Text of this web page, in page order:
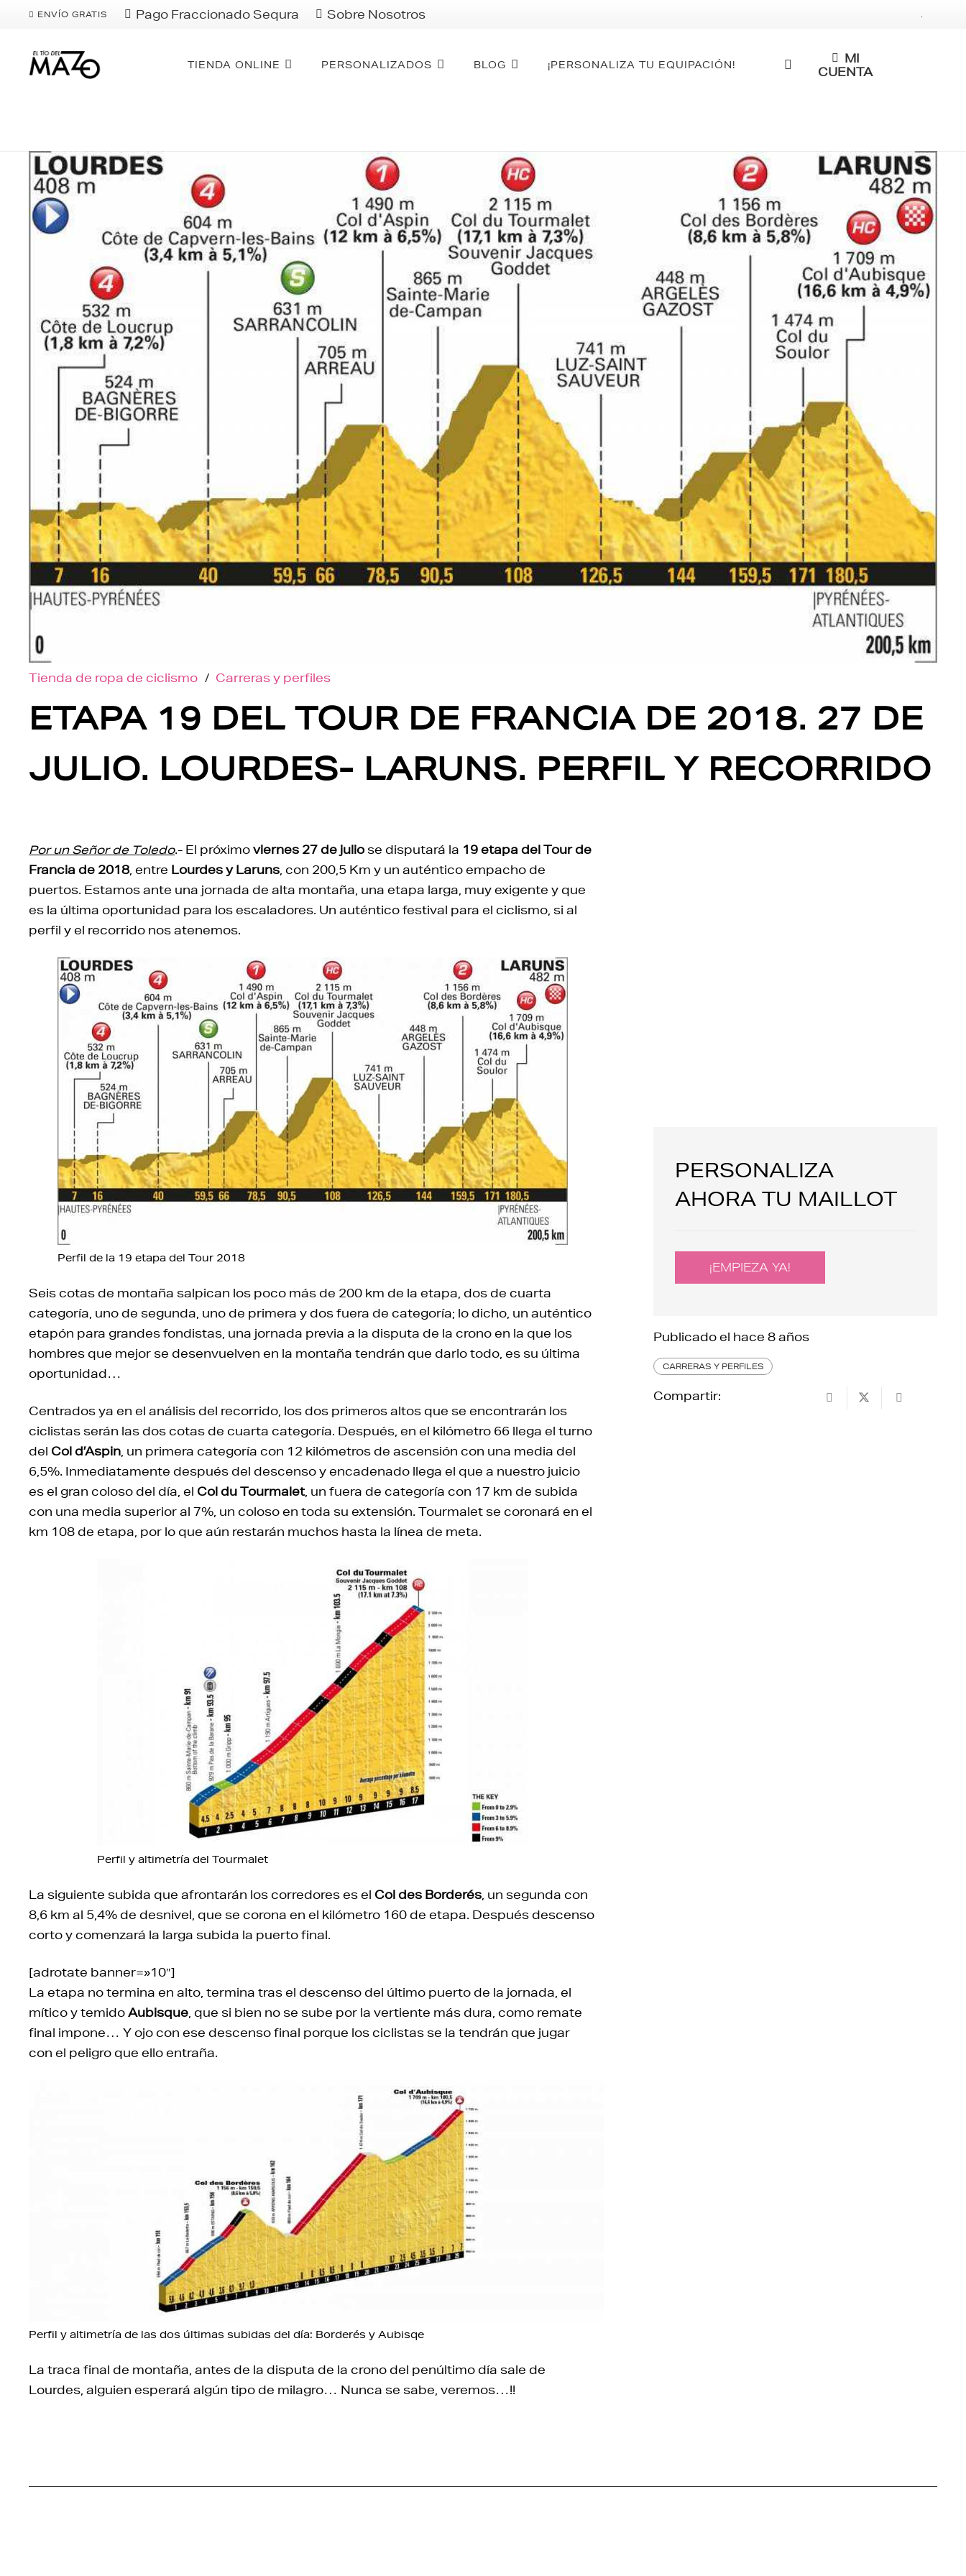
ENVÍO GRATIS Pago Fraccionado Sequra Sobre Nosotros .
TIENDA ONLINE PERSONALIZADOS BLOG ¡PERSONALIZA TU EQUIPACIÓN!
MI
CUENTA
Tienda de ropa de ciclismo / Carreras y perfiles
ETAPA 19 DEL TOUR DE FRANCIA DE 2018. 27 DE
JULIO. LOURDES- LARUNS. PERFIL Y RECORRIDO
Por un Señor de Toledo.- El próximoviernes 27 de julio se disputará la 19 etapa del Tour de
Francia de 2018, entre Lourdes y Laruns, con 200,5 Km y un auténtico empacho de
puertos. Estamos ante una jornada de alta montaña, una etapa larga, muy exigente y que
es la última oportunidad para los escaladores. Un auténtico festival para el ciclismo, si al
perfil y el recorrido nos atenemos.
Perfil de la 19 etapa del Tour 2018
Seis cotas de montaña salpican los poco más de 200 km de la etapa, dos de cuarta
categoría, uno de segunda, uno de primera y dos fuera de categoría; lo dicho, un auténtico
etapón para grandes fondistas, una jornada previa a la disputa de la crono en la que los
hombres que mejor se desenvuelven en la montaña tendrán que darlo todo, es su última
oportunidad…
Centrados ya en el análisis del recorrido, los dos primeros altos que se encontrarán los
ciclistas serán las dos cotas de cuarta categoría. Después, en el kilómetro 66 llega el turno
del Col d’Aspin, un primera categoría con 12 kilómetros de ascensión con una media del
6,5%. Inmediatamente después del descenso y encadenado llega el que a nuestro juicio
es el gran coloso del día, el Col du Tourmalet, un fuera de categoría con 17 km de subida
con una media superior al 7%, un coloso en toda su extensión. Tourmalet se coronará en el
km 108 de etapa, por lo que aún restarán muchos hasta la línea de meta.
Perfil y altimetría del Tourmalet
La siguiente subida que afrontarán los corredores es el Col des Borderés, un segunda con
8,6 km al 5,4% de desnivel, que se corona en el kilómetro 160 de etapa. Después descenso
corto y comenzará la larga subida la puerto final.
[adrotate banner=»10″]
La etapa no termina en alto, termina tras el descenso del último puerto de la jornada, el
mítico y temidoAubisque, que si bien no se sube por la vertiente más dura, como remate
final impone… Y ojo con ese descenso final porque los ciclistas se la tendrán que jugar
con el peligro que ello entraña.
Perfil y altimetría de las dos últimas subidas del día: Borderés y Aubisqe
La traca final de montaña, antes de la disputa de la crono del penúltimo día sale de
Lourdes, alguien esperará algún tipo de milagro… Nunca se sabe, veremos…!!
PERSONALIZA
AHORA TU MAILLOT
¡EMPIEZA YA!
Publicado el hace 8 años
CARRERAS Y PERFILES
Compartir: